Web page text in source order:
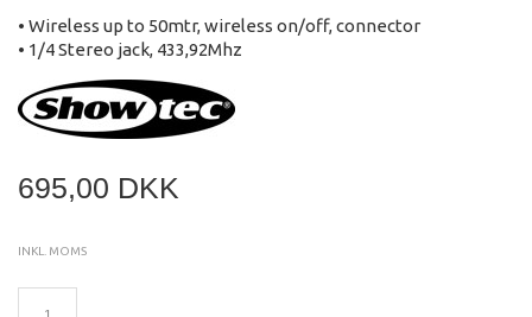
• Wireless up to 50mtr, wireless on/off, connector
• 1/4 Stereo jack, 433,92Mhz
695,00 DKK
INKL. MOMS